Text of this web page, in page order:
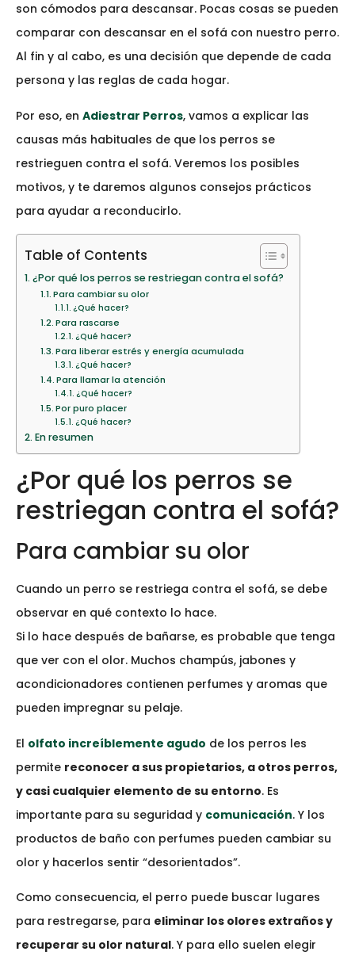
son cómodos para descansar. Pocas cosas se pueden
comparar con descansar en el sofá con nuestro perro.
Al fin y al cabo, es una decisión que depende de cada
persona y las reglas de cada hogar.
Por eso, en Adiestrar Perros, vamos a explicar las
causas más habituales de que los perros se
restrieguen contra el sofá. Veremos los posibles
motivos, y te daremos algunos consejos prácticos
para ayudar a reconducirlo.
Table of Contents
¿Por qué los perros se restriegan contra el sofá?
Para cambiar su olor
¿Qué hacer?
Para rascarse
¿Qué hacer?
Para liberar estrés y energía acumulada
¿Qué hacer?
Para llamar la atención
¿Qué hacer?
Por puro placer
¿Qué hacer?
En resumen
¿Por qué los perros se
restriegan contra el sofá?
Para cambiar su olor
Cuando un perro se restriega contra el sofá, se debe
observar en qué contexto lo hace.
Si lo hace después de bañarse, es probable que tenga
que ver con el olor. Muchos champús, jabones y
acondicionadores contienen perfumes y aromas que
pueden impregnar su pelaje.
El olfato increíblemente agudo de los perros les
permite reconocer a sus propietarios, a otros perros,
y casi cualquier elemento de su entorno. Es
importante para su seguridad y comunicación. Y los
productos de baño con perfumes pueden cambiar su
olor y hacerlos sentir “desorientados”.
Como consecuencia, el perro puede buscar lugares
para restregarse, para eliminar los olores extraños y
recuperar su olor natural. Y para ello suelen elegir